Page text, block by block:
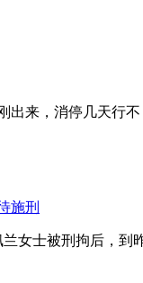
出来，消停几天行
施刑
女士被刑拘后，